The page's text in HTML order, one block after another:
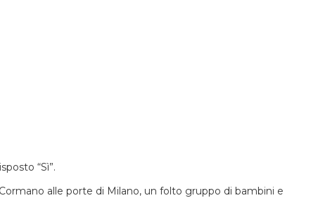
“Sì”.
alle porte di Milano, un folto gruppo di bambini e